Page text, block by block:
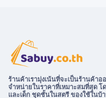
ร้านค้าเรามุ่งเน้นที่จะเป็นร้านค้า
จำหน่ายในราคาที่เหมาะสมที่สุด
และเด็ก ชุดชั้นในสตรี ของใช้ใน